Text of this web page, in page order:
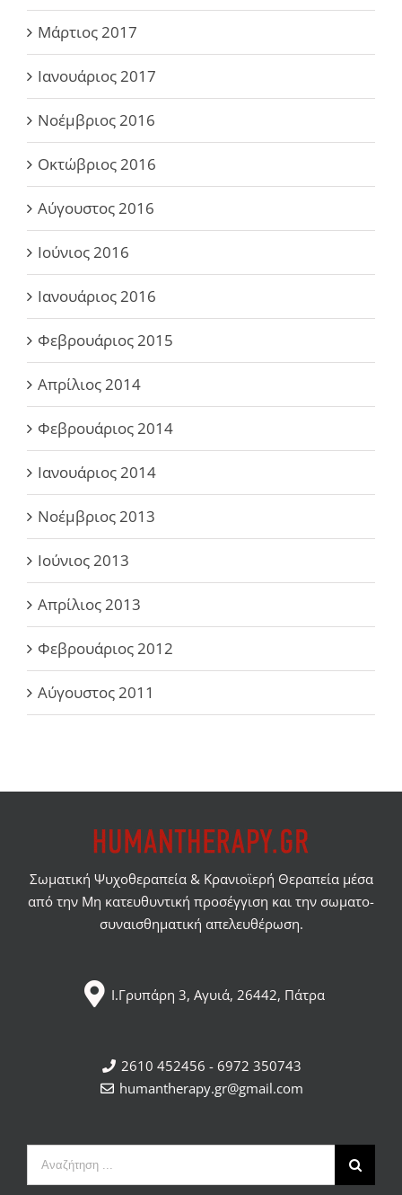
Μάρτιος 2017
Ιανουάριος 2017
Νοέμβριος 2016
Οκτώβριος 2016
Αύγουστος 2016
Ιούνιος 2016
Ιανουάριος 2016
Φεβρουάριος 2015
Απρίλιος 2014
Φεβρουάριος 2014
Ιανουάριος 2014
Νοέμβριος 2013
Ιούνιος 2013
Απρίλιος 2013
Φεβρουάριος 2012
Αύγουστος 2011
Σωματική Ψυχοθεραπεία & Κρανιοϊερή Θεραπεία μέσα
από την Μη κατευθυντική προσέγγιση και την σωματο-
συναισθηματική απελευθέρωση.
Ι.Γρυπάρη 3, Αγυιά, 26442, Πάτρα
2610 452456 - 6972 350743
humantherapy.gr@gmail.com